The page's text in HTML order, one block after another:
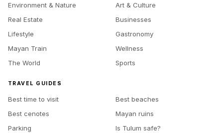
Environment & Nature
Art & Culture
Real Estate
Businesses
Lifestyle
Gastronomy
Mayan Train
Wellness
The World
Sports
TRAVEL GUIDES
Best time to visit
Best beaches
Best cenotes
Mayan ruins
Parking
Is Tulum safe?